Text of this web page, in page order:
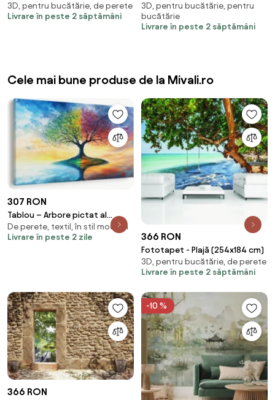
cm)
3D, pentru bucătărie, de perete
Livrare în peste 2 săptămâni
cm)
3D, pentru bucătărie, pentru
bucătărie
Livrare în peste 2 săptămâni
Cele mai bune produse de la Mivali.ro
307 RON
Tablou – Arbore pictat al
anotimpurilor (90x60 cm)
De perete, textil, în stil modern
Livrare în peste 2 zile
366 RON
Fototapet - Plajă (254x184 cm)
3D, pentru bucătărie, de perete
Livrare în peste 2 săptămâni
366 RON
-10 %